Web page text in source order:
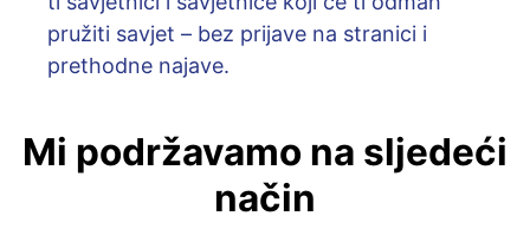
pružiti savjet – bez prijave na stranici i
prethodne najave.
Mi podržavamo na sljedeći
način